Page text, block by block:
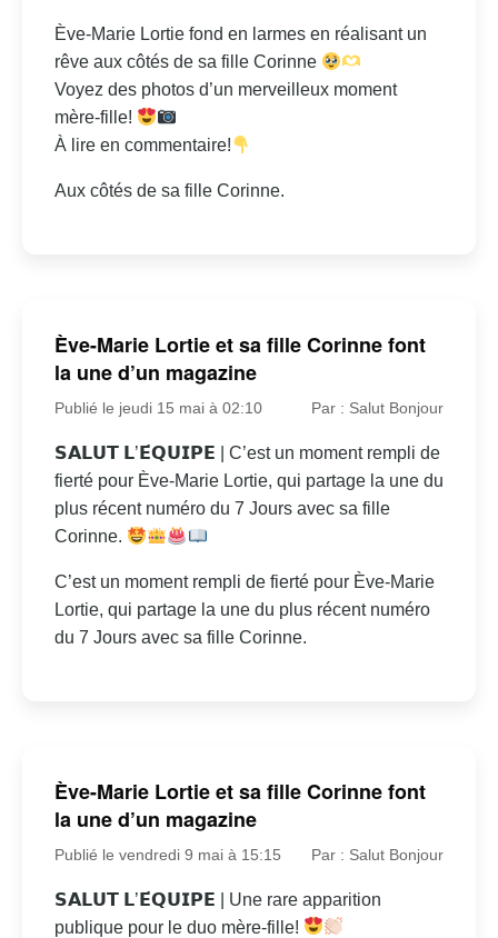
Ève-Marie Lortie fond en larmes en réalisant un
rêve aux côtés de sa fille Corinne
Voyez des photos d’un merveilleux moment
mère-fille!
À lire en commentaire!
Aux côtés de sa fille Corinne.
Ève-Marie Lortie et sa fille Corinne font
la une d’un magazine
Publié le jeudi 15 mai à 02:10 Par : Salut Bonjour
𝗦𝗔𝗟𝗨𝗧 𝗟’𝗘́𝗤𝗨𝗜𝗣𝗘 | C’est un moment rempli de
fierté pour Ève-Marie Lortie, qui partage la une du
plus récent numéro du 7 Jours avec sa fille
Corinne.
C’est un moment rempli de fierté pour Ève-Marie
Lortie, qui partage la une du plus récent numéro
du 7 Jours avec sa fille Corinne.
Ève-Marie Lortie et sa fille Corinne font
la une d’un magazine
Publié le vendredi 9 mai à 15:15 Par : Salut Bonjour
𝗦𝗔𝗟𝗨𝗧 𝗟’𝗘́𝗤𝗨𝗜𝗣𝗘 | Une rare apparition
publique pour le duo mère-fille!